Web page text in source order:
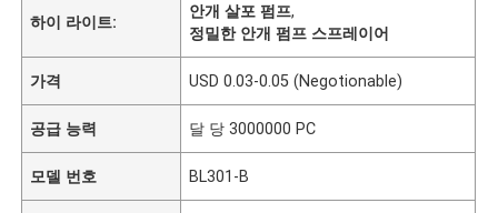
하이 라이트:
안개 살포 펌프,
정밀한 안개 펌프 스프레이어
가격 USD 0.03-0.05 (Negotionable)
공급 능력 달 당 3000000 PC
모델 번호 BL301-B